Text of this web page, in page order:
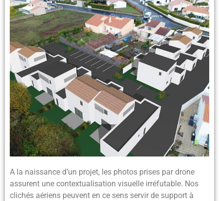
A la naissance d’un projet, les photos prises par drone
assurent une contextualisation visuelle irréfutable. Nos
clichés aériens peuvent en ce sens servir de support à